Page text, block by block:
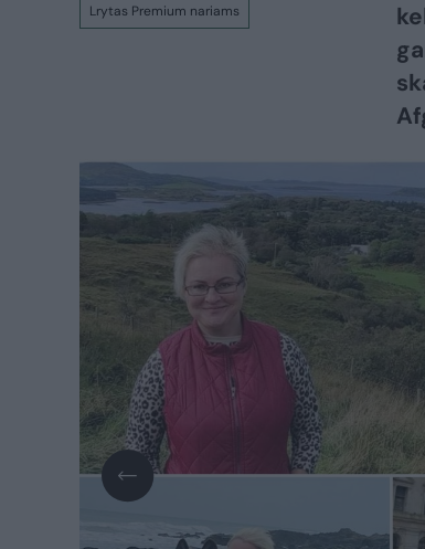
Lrytas Premium nariams